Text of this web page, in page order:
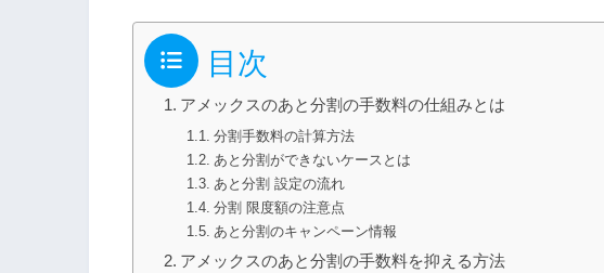
目次
アメックスのあと分割の手数料の仕組みとは
分割手数料の計算方法
あと分割ができないケースとは
あと分割 設定の流れ
分割 限度額の注意点
あと分割のキャンペーン情報
アメックスのあと分割の手数料を抑える方法